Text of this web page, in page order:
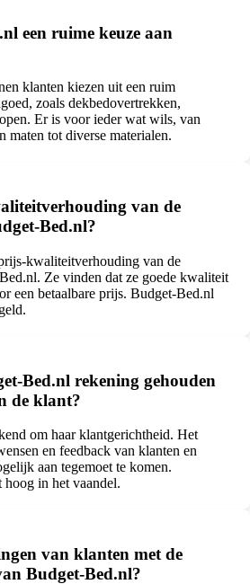
een ruime keuze aan
klanten kiezen uit een ruim
zoals dekbedovertrekken,
Er is voor ieder wat wils, van
maten tot diverse materialen.
van de
Bed.nl?
kwaliteitverhouding van de
Ze vinden dat ze goede kwaliteit
een betaalbare prijs. Budget-Bed.nl
Bed.nl rekening gehouden
de klant?
om haar klantgerichtheid. Het
en feedback van klanten en
aan tegemoet te komen.
hoog in het vaandel.
van klanten met de
Budget-Bed.nl?